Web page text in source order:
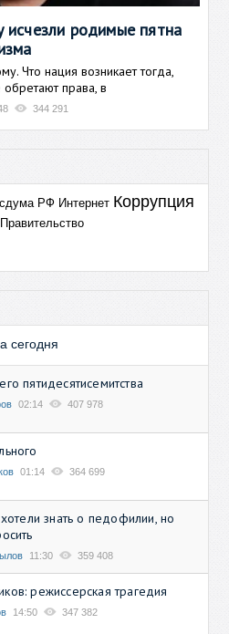
исчезли родимые пятна
Что нация возникает тогда,
права, в
344 291
РФ Интернет Коррупция
Правительство
сегодня
пятидесятисемитства
02:14 407 978
01:14 364 699
знать о педофилии, но
11:30 359 408
режиссерская трагедия
14:50 347 382